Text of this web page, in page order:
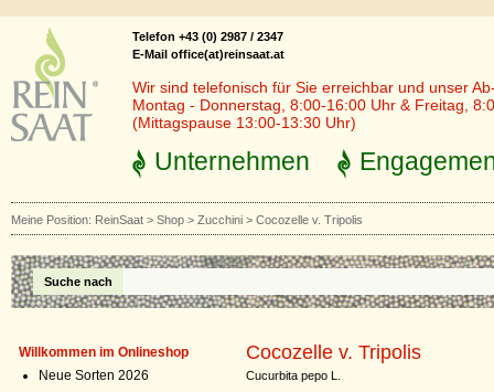
Telefon +43 (0) 2987 / 2347
E-Mail office(at)reinsaat.at
Wir sind telefonisch für Sie erreichbar und unser
Montag - Donnerstag, 8:00-16:00 Uhr & Freitag,
(Mittagspause 13:00-13:30 Uhr)
Unternehmen
Meine Position: ReinSaat > Shop > Zucchini > Cocozelle v. Tripolis
Suche nach
Willkommen im Onlineshop
Neue Sorten 2026
Cocozelle v. Tripolis
Cucurbita pepo L.